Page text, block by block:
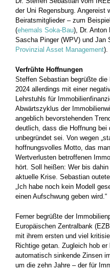
der Uni Regensburg. Angereist
Beiratsmitglieder – zum
(ehemals Soka-Bau), Dr. Anton
Sascha Pinger (WPV) und Jan
Provinzial Asset Management).
Verfrühte Hoffnungen
Steffen Sebastian begrüßte
2024 allerdings mit einer
Lehrstuhls für
Abwärtszyklus der
angeblich bevorstehenden
deutlich, dass die Hoffnung
unbegründet sei. Von wegen
hoffnungsvolles Motto, das
Wertverlusten betroffenen
hört. Soll heißen: Wer bis
aktuelle Krise. Sebastian
„Ich habe noch kein Modell
einen Aufschwung geben wird.“
Ferner begrüßte der
Europäischen Zentralbank
mit ihrem ersten und viel
Richtige getan. Zugleich hob
automatisch sinkende Zinsen
um die zehn Jahre – der für